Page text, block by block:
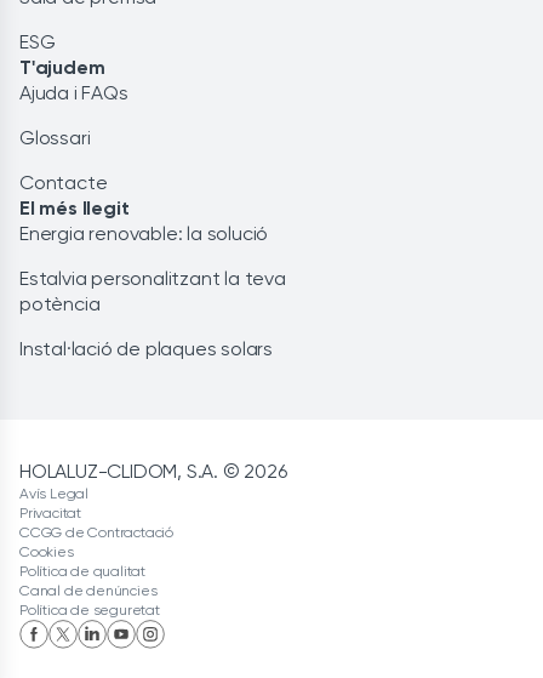
ESG
T'ajudem
Ajuda i FAQs
Glossari
Contacte
El més llegit
Energia renovable: la solució
Estalvia personalitzant la teva
potència
Instal·lació de plaques solars
HOLALUZ-CLIDOM, S.A. © 2026
Avís Legal
Privacitat
CCGG de Contractació
Cookies
Política de qualitat
Canal de denúncies
Política de seguretat